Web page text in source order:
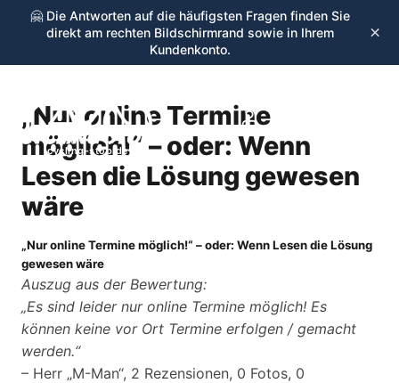
🤗 Die Antworten auf die häufigsten Fragen finden Sie
direkt am rechten Bildschirmrand sowie in Ihrem
Kundenkonto.
×
cycling-stop.de
„Nur online Termine
möglich!“ – oder: Wenn
Lesen die Lösung gewesen
wäre
„Nur online Termine möglich!“ – oder: Wenn Lesen die Lösung
gewesen wäre
Auszug aus der Bewertung:
„Es sind leider nur online Termine möglich! Es
können keine vor Ort Termine erfolgen / gemacht
werden.“
– Herr „M-Man“, 2 Rezensionen, 0 Fotos, 0